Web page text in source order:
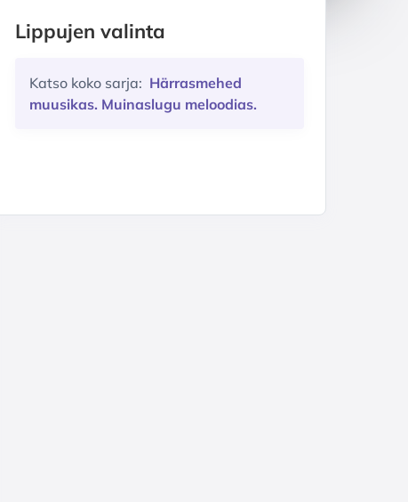
Lippujen valinta
Katso koko sarja: Härrasmehed
muusikas. Muinaslugu meloodias.